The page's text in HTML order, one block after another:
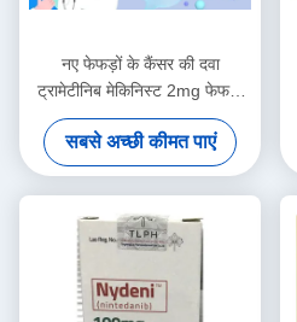
नए फेफड़ों के कैंसर की दवा
ट्रामेटीनिब मेकिनिस्ट 2mg फेफड़ों
के कैंसर की गोली
सबसे अच्छी कीमत पाएं